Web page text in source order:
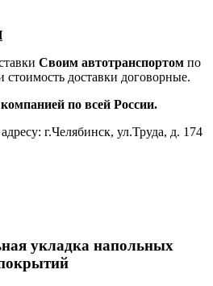
Своим автотранспортом по
стоимость доставки договорные.
по всей России.
г.Челябинск, ул.Труда, д. 174
укладка напольных